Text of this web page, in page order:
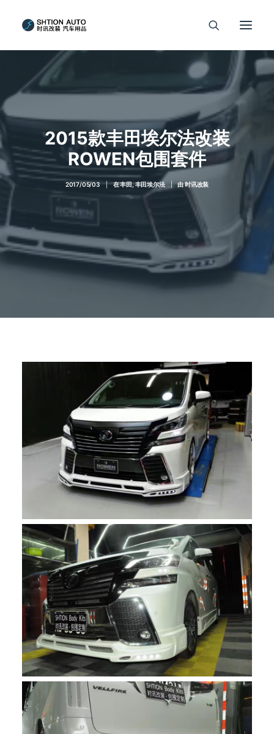
2015款丰田埃尔法改装
ROWEN包围套件
2017/05/03 | 在丰田,丰田埃尔法 | 由时讯改装